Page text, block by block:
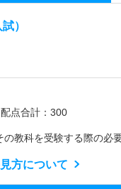
）
点合計：300
教科を受験する際の必
方について